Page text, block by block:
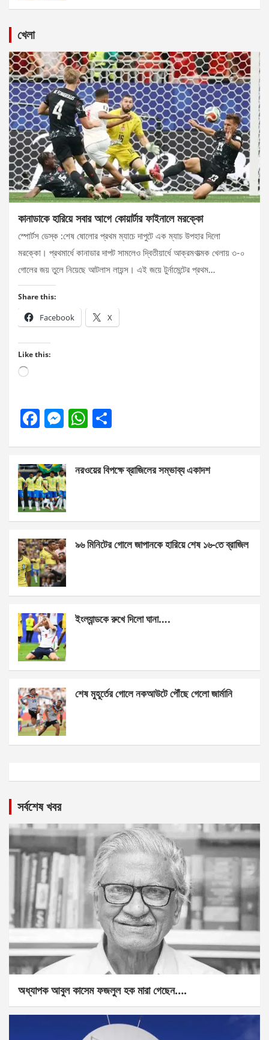
খেলা
কানাডাকে হারিয়ে সবার আগে কোয়ার্টার ফাইনালে মরক্কো
স্পোর্টস ডেস্ক :শেষ ষোলোর প্রথম ম্যাচে দাপুটে এক ম্যাচ উপহার দিলো
মরক্কো। প্রথমার্ধে কানাডার দাপট সামলেও দ্বিতীয়ার্ধে আক্রমণাত্মক খেলায় ৩-০
গোলের জয় তুলে নিয়েছে আটলাস লায়ন্স। এই জয়ে টুর্নামেন্টের প্রথম…
Share this:
Facebook X
Like this:
Loading…
F
b
o
o
k
M
n
g
er
W
s
p
e
নরওয়ের বিপক্ষে ব্রাজিলের সম্ভাব্য একাদশ
৯৬ মিনিটের গোলে জাপানকে হারিয়ে শেষ ১৬-তে ব্রাজিল
ইংল্যান্ডকে রুখে দিলো ঘানা….
শেষ মুহূর্তের গোলে নকআউটে পৌঁছে গেলো জার্মানি
সর্বশেষ খবর
অধ্যাপক আবুল কাসেম ফজলুল হক মারা গেছেন….